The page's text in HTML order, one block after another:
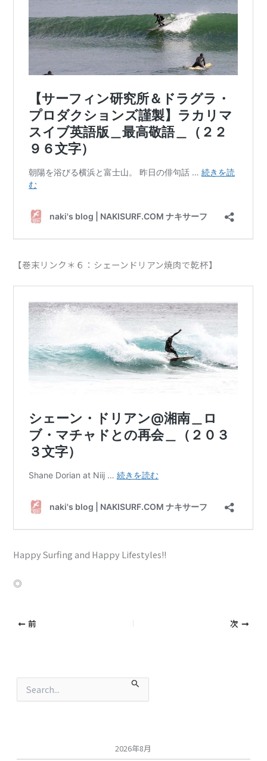
【巻末リンク＊６：シェーンドリアン焼肉で乾杯】
Happy Surfing and Happy Lifestyles!!
◎
前 次
2026年8月